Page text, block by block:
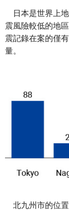
日本是世界上地
震風險較低的地
震記錄在案的僅
量。
北九州市的位置